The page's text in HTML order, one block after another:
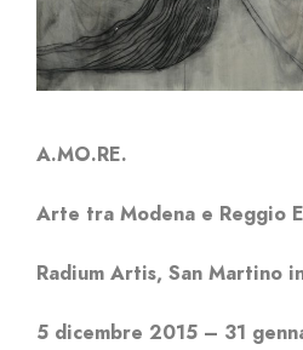
A.MO.RE.
Arte tra Modena e Reggio
Radium Artis, San Martino
5 dicembre 2015 – 31